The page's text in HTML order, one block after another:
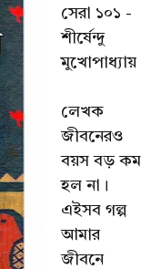
সেরা ১০১ -
শীর্ষেন্দু
মুখোপাধ্যায়
লেখক
জীবনেরও
বয়স বড় কম
হল না।
এইসব গল্প
আমার
জীবনে